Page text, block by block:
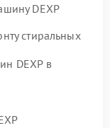
DEXP
стиральных
DEXP в